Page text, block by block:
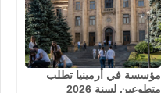
مؤسسة في أرمينيا تطلب
متطوعين لسنة 2026